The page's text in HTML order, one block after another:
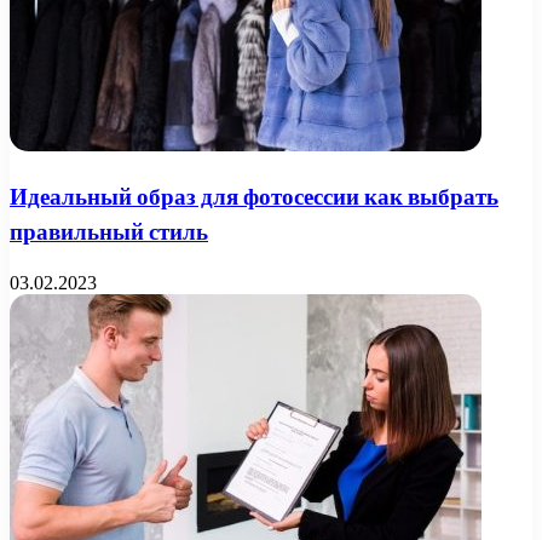
Идеальный образ для фотосессии как выбрать
правильный стиль
03.02.2023